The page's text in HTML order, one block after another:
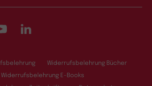
LinkedIn
Widerrufsbelehrung Bücher
Widerrufsbelehrung E-Books